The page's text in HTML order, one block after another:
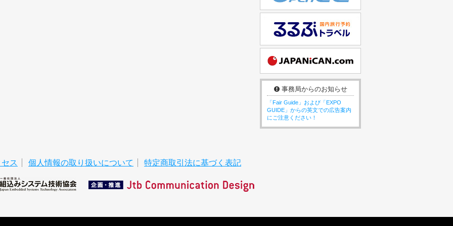
事務局からのお知らせ
「Fair Guide」および「EXPO
GUIDE」からの英文での広告案内
にご注意ください！
ス 個人情報の取り扱いについて 特定商取引法に基づく表記